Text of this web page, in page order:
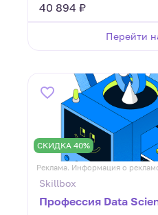
40 894 ₽
Перейти
СКИДКА 40%
Реклама. Информация о
Skillbox
Профессия Data